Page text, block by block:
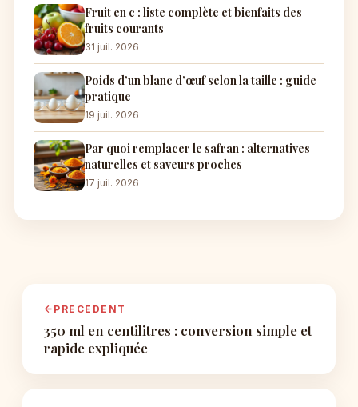
Fruit en c : liste complète et bienfaits des
fruits courants
31 juil. 2026
Poids d’un blanc d’œuf selon la taille : guide
pratique
19 juil. 2026
Par quoi remplacer le safran : alternatives
naturelles et saveurs proches
17 juil. 2026
PRECEDENT
350 ml en centilitres : conversion simple et
rapide expliquée